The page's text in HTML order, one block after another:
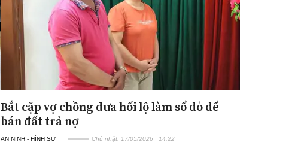
Bắt cặp vợ chồng đưa hối lộ làm sổ đỏ để
bán đất trả nợ
AN NINH - HÌNH SỰ Chủ nhật, 17/05/2026 | 14:22